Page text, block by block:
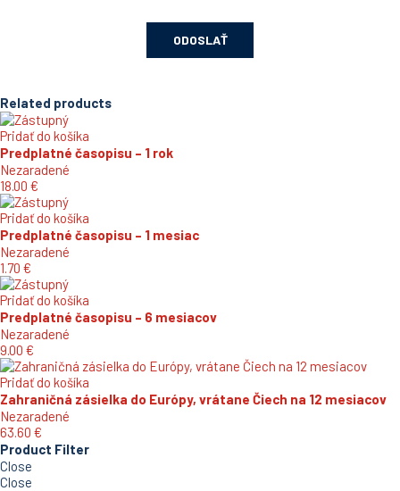
Related products
Pridať do košíka
Predplatné časopisu – 1 rok
Nezaradené
18.00 €
Pridať do košíka
Predplatné časopisu – 1 mesiac
Nezaradené
1.70 €
Pridať do košíka
Predplatné časopisu – 6 mesiacov
Nezaradené
9.00 €
Pridať do košíka
Zahraničná zásielka do Európy, vrátane Čiech na 12 mesiacov
Nezaradené
63.60 €
Product Filter
Close
Close